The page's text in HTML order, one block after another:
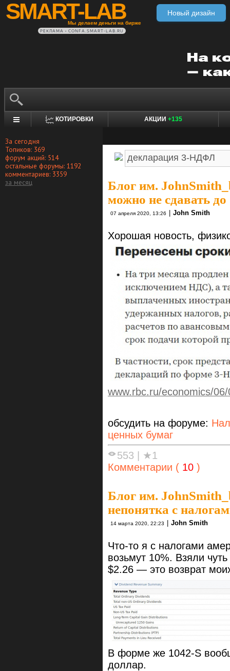
SMART-LAB
Мы делаем деньги на бирже
Новый дизайн
РЕКЛАМА • CONFA.SMART-LAB.RU
КОТИРОВКИ АКЦИИ +135
За сегодня
Топиков: 369
форум акций: 514
остальные форумы: 1192
комментариев: 3359
за месяц
Блог им.
можно не сдавать
07 апреля 2020, 13:26 John Smith
Хорошая новость,
www.rbc.ru/economics/
обсудить на форуме:
ценных бумаг
553 | ★1
Комментарии ( 10 )
Блог им.
непонятка с
14 марта 2020, 22:23 | John Smith
Что-то я с налогами
возьмут 10%. Взяли
$2.26 — это возврат
В форме же 1042-S
доллар.